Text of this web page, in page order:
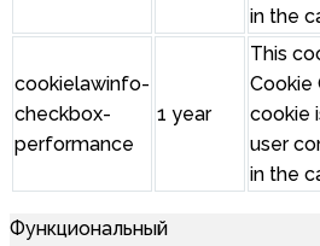
in the
cookielawinfo-
checkbox-
performance
1 year
This
Cookie
cookie
user
in the
Функциональный